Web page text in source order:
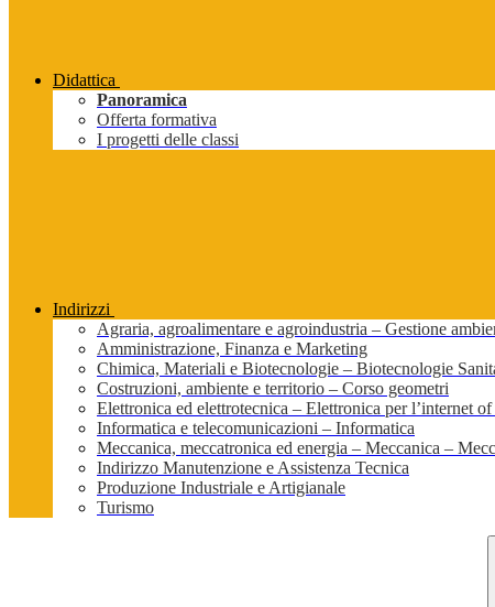
Didattica
Panoramica
Offerta formativa
I progetti delle classi
Indirizzi
Agraria, agroalimentare e agroindustria – Gestione
Amministrazione, Finanza e Marketing
Chimica, Materiali e Biotecnologie – Biotecnologie
Costruzioni, ambiente e territorio – Corso geometri
Elettronica ed elettrotecnica – Elettronica per l’internet
Informatica e telecomunicazioni – Informatica
Meccanica, meccatronica ed energia – Meccanica –
Indirizzo Manutenzione e Assistenza Tecnica
Produzione Industriale e Artigianale
Turismo